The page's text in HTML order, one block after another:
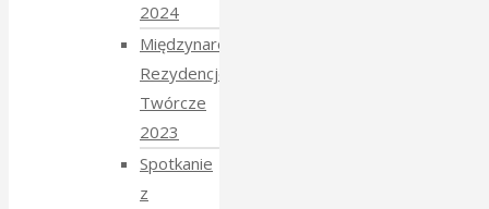
2024
Międzynarodowe
Rezydencje
Twórcze
2023
Spotkanie
z